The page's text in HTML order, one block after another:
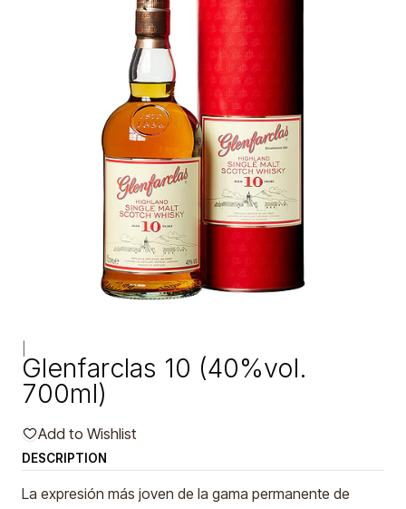
Glenfarclas 10 (40%vol.
700ml)
Add to Wishlist
DESCRIPTION
La expresión más joven de la gama permanente de